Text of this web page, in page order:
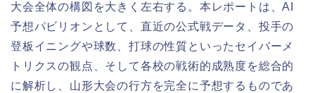
大会全体の構図を大きく左右する。本レポートは、AI
予想パビリオンとして、直近の公式戦データ、投手の
登板イニングや球数、打球の性質といったセイバーメ
トリクスの観点、そして各校の戦術的成熟度を総合的
に解析し、山形大会の行方を完全に予想するものであ